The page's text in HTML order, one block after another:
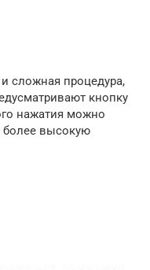
сложная процедура,
кнопку
нажатия можно
более высокую